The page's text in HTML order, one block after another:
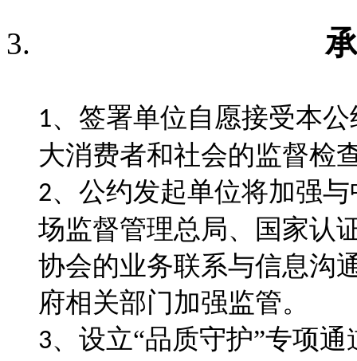
1、 签署单位自愿接受本
大消费者和社会的监督检
2、 公约发起单位将加强
场监督管理总局、国家认
协会的业务联系与信息沟
府相关部门加强监管。
3、 设立“品质守护”专项